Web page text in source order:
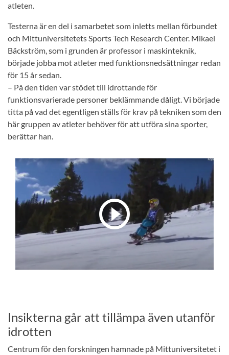
atleten.
Testerna är en del i samarbetet som inletts mellan förbundet
och Mittuniversitetets Sports Tech Research Center. Mikael
Bäckström, som i grunden är professor i maskinteknik,
började jobba mot atleter med funktionsnedsättningar redan
för 15 år sedan.
– På den tiden var stödet till idrottande för
funktionsvarierade personer beklämmande dåligt. Vi började
titta på vad det egentligen ställs för krav på tekniken som den
här gruppen av atleter behöver för att utföra sina sporter,
berättar han.
Insikterna går att tillämpa även utanför
idrotten
Centrum för den forskningen hamnade på Mittuniversitetet i